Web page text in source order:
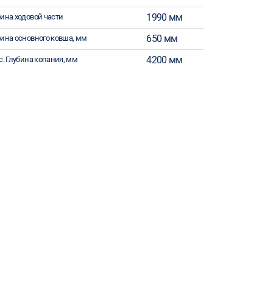
ходовой части 1990 мм
основного ковша, мм 650 мм
Глубина копания, мм 4200 мм